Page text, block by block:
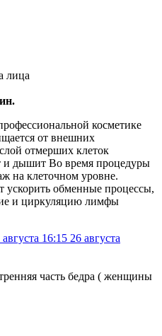
лица
косметике
от внешних
отмерших клеток
и дышит Во время процедуры
на клеточном уровне.
ускорить обменные процессы,
и циркуляцию лимфы
августа 16:15 26 августа
часть бедра ( женщины